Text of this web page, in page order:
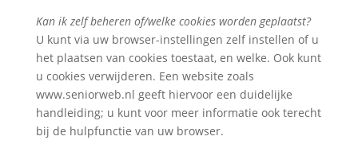
Kan ik zelf beheren of/welke cookies worden geplaatst?
U kunt via uw browser-instellingen zelf instellen of u
het plaatsen van cookies toestaat, en welke. Ook kunt
u cookies verwijderen. Een website zoals
www.seniorweb.nl geeft hiervoor een duidelijke
handleiding; u kunt voor meer informatie ook terecht
bij de hulpfunctie van uw browser.